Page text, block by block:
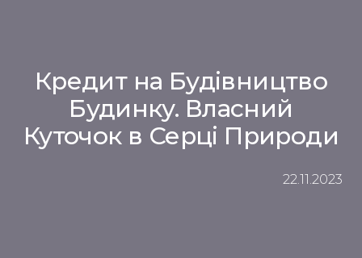
Кредит на Будівництво
Будинку. Власний
Куточок в Серці Природи
22.11.2023